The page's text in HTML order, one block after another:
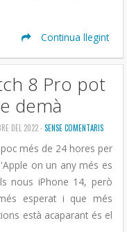
Continua llegint
8 Pro pot
demà
DEL 2022 -SENSE COMENTARIS
més de 24 hores per
on un any més es
nous iPhone 14, però
esperat i que més
està acaparant és el